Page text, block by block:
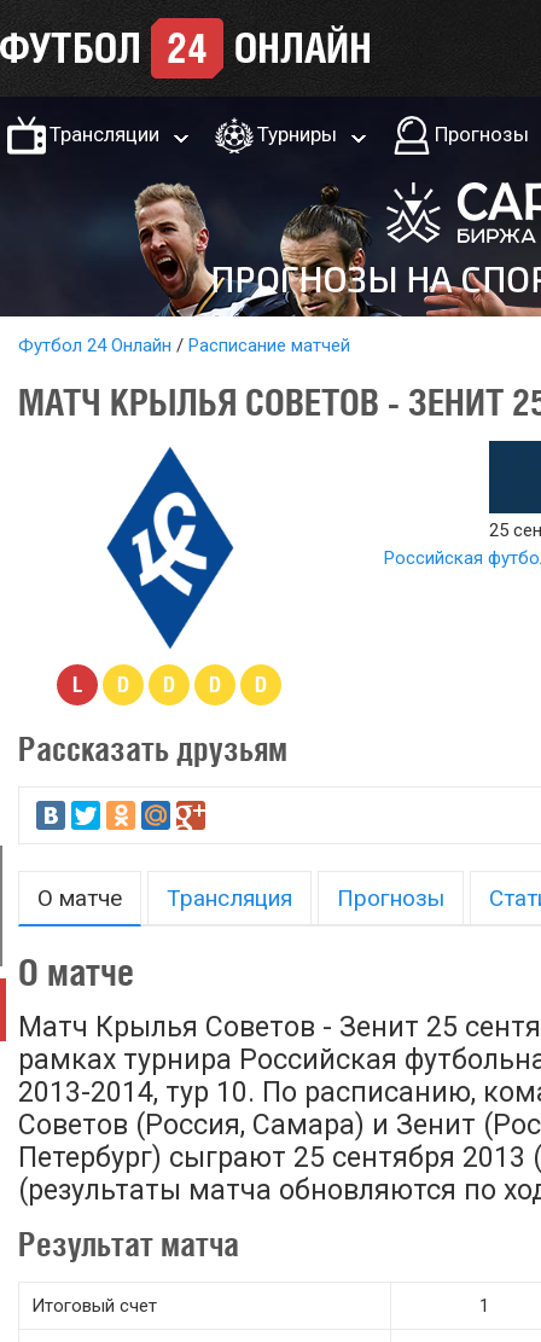
Трансляции Турниры Прогнозы
Футбол 24 Онлайн Расписание матчей
МАТЧ КРЫЛЬЯ СОВЕТОВ - ЗЕНИТ
L D D D D
25
Российская
Рассказать друзьям
О матче Трансляция Прогнозы
О матче
Матч Крылья Советов - Зенит 25
рамках турнира Российская
2013-2014, тур 10. По расписанию,
Советов (Россия, Самара) и Зенит
Петербург) сыграют 25 сентября 2013
(результаты матча обновляются по
Результат матча
Итоговый счет 1